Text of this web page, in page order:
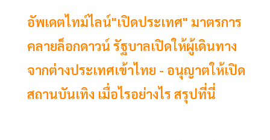
อัพเดตไทม์ไลน์"เปิดประเทศ" มาตรการ
คลายล็อกดาวน์ รัฐบาลเปิดให้ผู้เดินทาง
จากต่างประเทศเข้าไทย - อนุญาตให้เปิด
สถานบันเทิง เมื่อไรอย่างไร สรุปที่นี่